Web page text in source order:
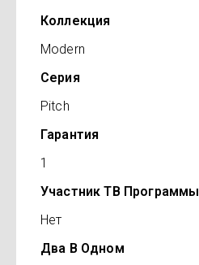
Коллекция
Modern
Серия
Pitch
Гарантия
1
Участник ТВ Программы
Нет
Два В Одном